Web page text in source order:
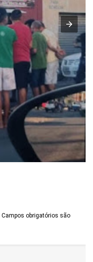
Campos obrigatórios são